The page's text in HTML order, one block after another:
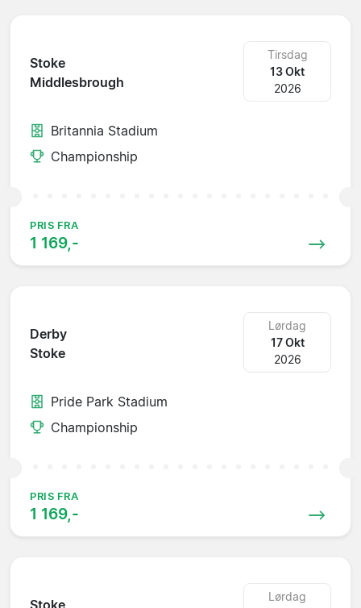
Stoke
Middlesbrough
Tirsdag
13 Okt
2026
Britannia Stadium
Championship
PRIS FRA
1 169,-
Derby
Stoke
Lørdag
17 Okt
2026
Pride Park Stadium
Championship
PRIS FRA
1 169,-
Lørdag